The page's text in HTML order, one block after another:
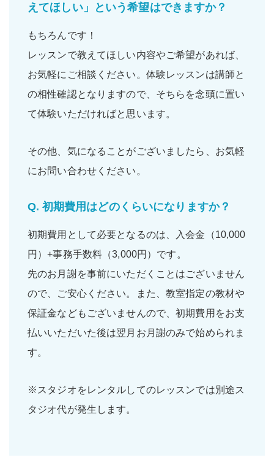
えてほしい」という希望はできますか？
もちろんです！
レッスンで教えてほしい内容やご希望があれば、
お気軽にご相談ください。体験レッスンは講師と
の相性確認となりますので、そちらを念頭に置い
て体験いただければと思います。
その他、気になることがございましたら、お気軽
にお問い合わせください。
Q. 初期費用はどのくらいになりますか？
初期費用として必要となるのは、入会金（10,000
円）+事務手数料（3,000円）です。
先のお月謝を事前にいただくことはございません
ので、ご安心ください。また、教室指定の教材や
保証金などもございませんので、初期費用をお支
払いいただいた後は翌月お月謝のみで始められま
す。
※スタジオをレンタルしてのレッスンでは別途ス
タジオ代が発生します。